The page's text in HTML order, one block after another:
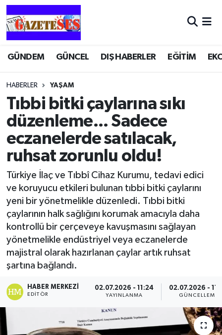
GÜNDEM GÜNCEL DIŞ HABERLER EĞİTİM
HABERLER YAŞAM
Tıbbi bitki çaylarına sıkı
düzenleme... Sadece
eczanelerde satılacak,
ruhsat zorunlu oldu!
Türkiye İlaç ve Tıbbî Cihaz Kurumu, tedavi edici
ve koruyucu etkileri bulunan tıbbi bitki çaylarını
yeni bir yönetmelikle düzenledi. Tıbbi bitki
çaylarının halk sağlığını korumak amacıyla daha
kontrollü bir çerçeveye kavuşmasını sağlayan
yönetmelikle endüstriyel veya eczanelerde
majistral olarak hazırlanan çaylar artık ruhsat
şartına bağlandı.
HABER MERKEZI
EDITÖR
02.07.2026 - 11:24
YAYINLANMA
02.07.2026 -
GÜNCELLEME